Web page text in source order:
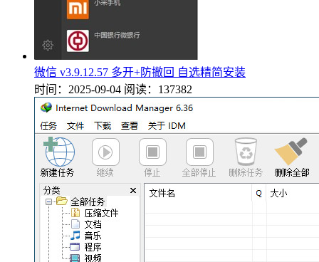
微信 v3.9.12.57 多开+防撤回 自选精简安装
时间：2025-09-04 阅读：137382